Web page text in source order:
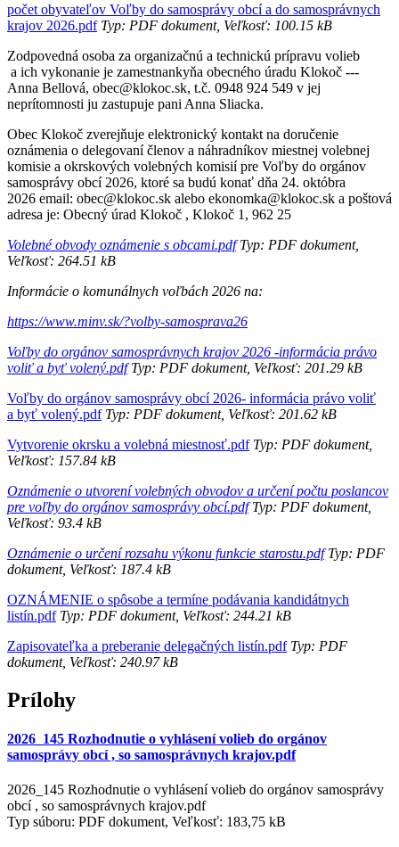
počet obyvateľov Voľby do samosprávy obcí a do samosprávnych
krajov 2026.pdfTyp: PDF dokument, Veľkosť: 100.15 kB
Zodpovedná osoba za organizačnú a technickú prípravu volieb
a ich vykonanie je zamestnankyňa obecného úradu Klokoč ---
Anna Bellová, obec@klokoc.sk, t.č. 0948 924 549 v jej
neprítomnosti ju zastupuje pani Anna Sliacka.
Obec Klokoč zverejňuje elektronický kontakt na doručenie
oznámenia o delegovaní členov a náhradníkov miestnej volebnej
komisie a okrskových volebných komisií pre Voľby do orgánov
samosprávy obcí 2026, ktoré sa budú konať dňa 24. októbra
2026 email: obec@klokoc.sk alebo ekonomka@klokoc.sk a poštová
adresa je: Obecný úrad Klokoč , Klokoč 1, 962 25
Volebné obvody oznámenie s obcami.pdfTyp: PDF dokument,
Veľkosť: 264.51 kB
Informácie o komunálnych voľbách 2026 na:
https://www.minv.sk/?volby-samosprava26
Voľby do orgánov samosprávnych krajov 2026 -informácia právo
voliť a byť volený.pdfTyp: PDF dokument, Veľkosť: 201.29 kB
Voľby do orgánov samosprávy obcí 2026- informácia právo voliť
a byť volený.pdfTyp: PDF dokument, Veľkosť: 201.62 kB
Vytvorenie okrsku a volebná miestnosť.pdfTyp: PDF dokument,
Veľkosť: 157.84 kB
Oznámenie o utvorení volebných obvodov a určení počtu poslancov
pre voľby do orgánov samosprávy obcí.pdfTyp: PDF dokument,
Veľkosť: 93.4 kB
Oznámenie o určení rozsahu výkonu funkcie starostu.pdfTyp: PDF
dokument, Veľkosť: 187.4 kB
OZNÁMENIE o spôsobe a termíne podávania kandidátnych
listín.pdfTyp: PDF dokument, Veľkosť: 244.21 kB
Zapisovateľka a preberanie delegačných listín.pdfTyp: PDF
dokument, Veľkosť: 240.97 kB
Prílohy
2026_145 Rozhodnutie o vyhlásení volieb do orgánov
samosprávy obcí , so samosprávnych krajov.pdf
2026_145 Rozhodnutie o vyhlásení volieb do orgánov samosprávy
obcí , so samosprávnych krajov.pdf
Typ súboru: PDF dokument, Veľkosť: 183,75 kB